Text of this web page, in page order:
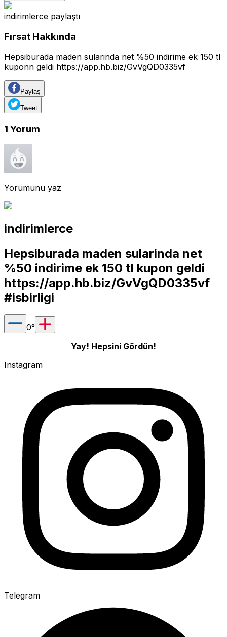
indirimlerce paylaştı
Fırsat Hakkında
Hepsiburada maden sularinda net %50 indirime ek 150 tl
kuponn geldi https://app.hb.biz/GvVgQD0335vf
Paylaş
Tweet
1 Yorum
Yorumunu yaz
indirimlerce
Hepsiburada maden sularinda net
%50 indirime ek 150 tl kupon geldi
https://app.hb.biz/GvVgQD0335vf
#isbirligi
0°
Yay! Hepsini Gördün!
Instagram
Telegram